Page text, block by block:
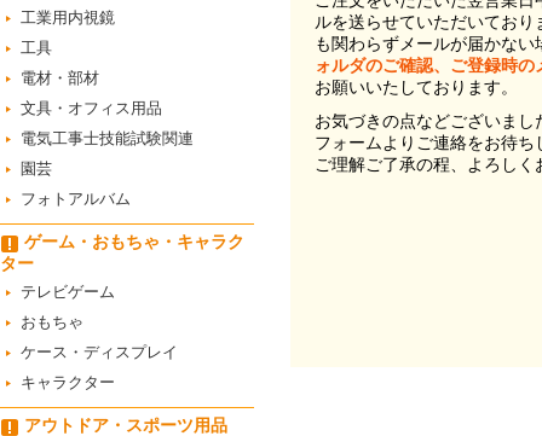
工業用内視鏡
工具
電材・部材
文具・オフィス用品
電気工事士技能試験関連
園芸
フォトアルバム
ゲーム・おもちゃ・キャラク
ター
テレビゲーム
おもちゃ
ケース・ディスプレイ
キャラクター
アウトドア・スポーツ用品
ルを送らせていただいてお
も関わらずメールが届かない
ォルダのご確認、ご登録時
お願いいたしております。
お気づきの点などございま
フォームよりご連絡をお待ち
ご理解ご了承の程、よろし